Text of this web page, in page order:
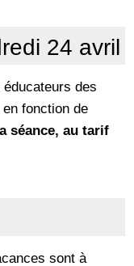
24 avril
des
fonction de
séance, au tarif
sont à